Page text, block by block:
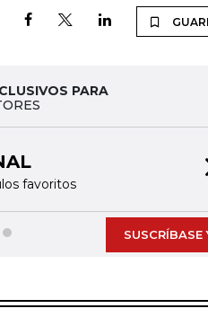
PARA
favoritos
SUSCRÍBASE